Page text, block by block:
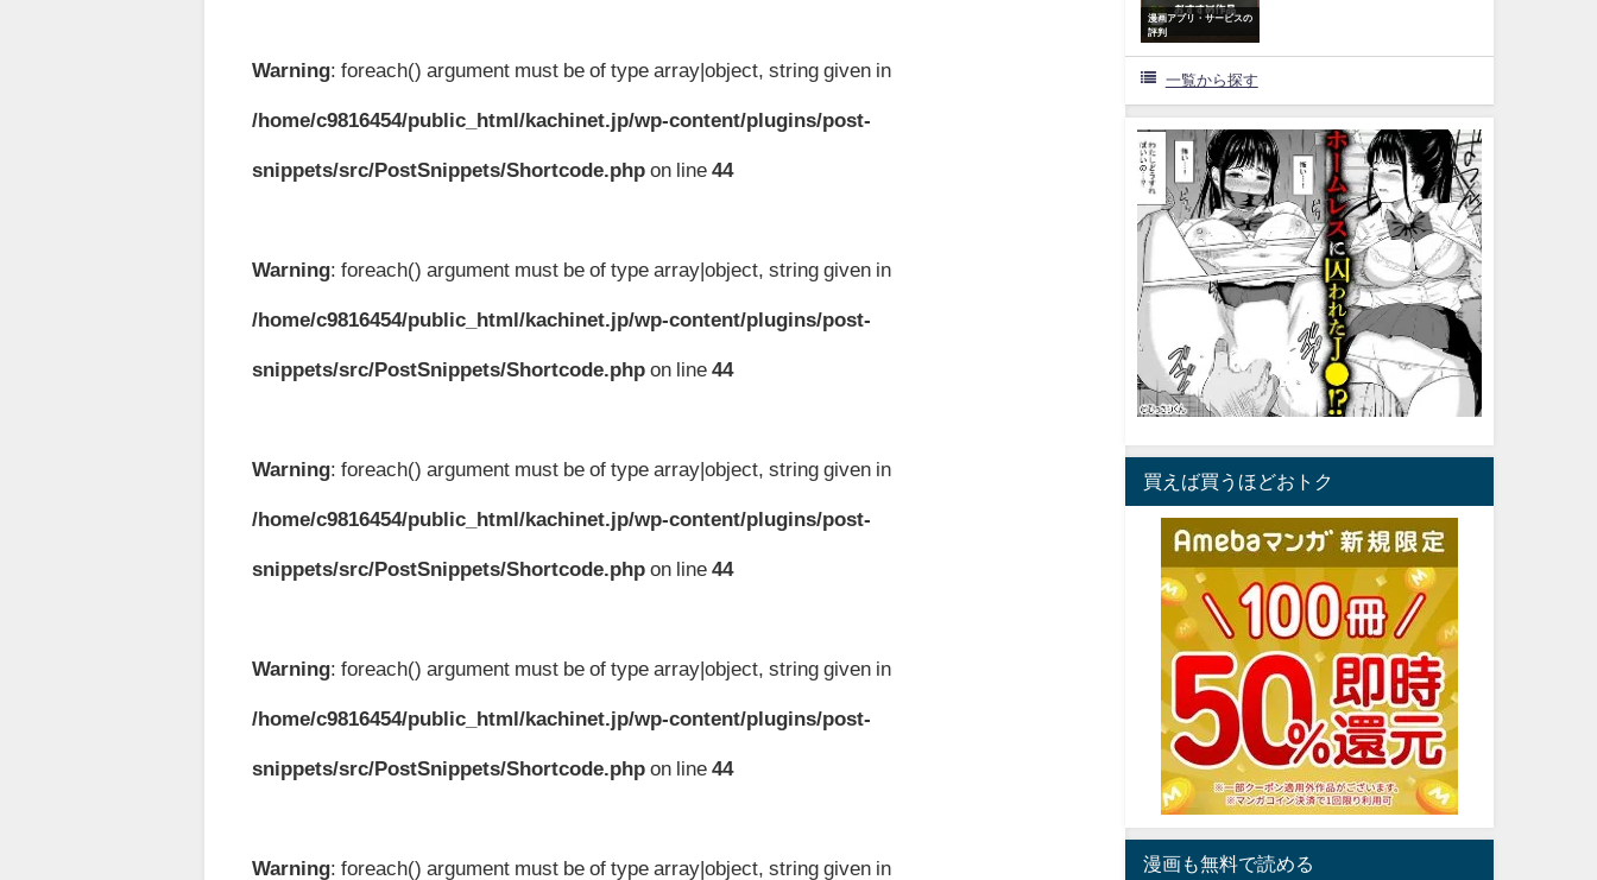
Warning: foreach() argument must be of type array|object, string given in
/home/c9816454/public_html/kachinet.jp/wp-content/plugins/post-
snippets/src/PostSnippets/Shortcode.php on line44
Warning: foreach() argument must be of type array|object, string given in
/home/c9816454/public_html/kachinet.jp/wp-content/plugins/post-
snippets/src/PostSnippets/Shortcode.php on line44
Warning: foreach() argument must be of type array|object, string given in
/home/c9816454/public_html/kachinet.jp/wp-content/plugins/post-
snippets/src/PostSnippets/Shortcode.php on line44
Warning: foreach() argument must be of type array|object, string given in
/home/c9816454/public_html/kachinet.jp/wp-content/plugins/post-
snippets/src/PostSnippets/Shortcode.php on line44
Warning: foreach() argument must be of type array|object, string given in
漫画アプリ・サービスの
評判
一覧から探す
買えば買うほどおトク
漫画も無料で読める